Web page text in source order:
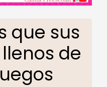
que sus
de